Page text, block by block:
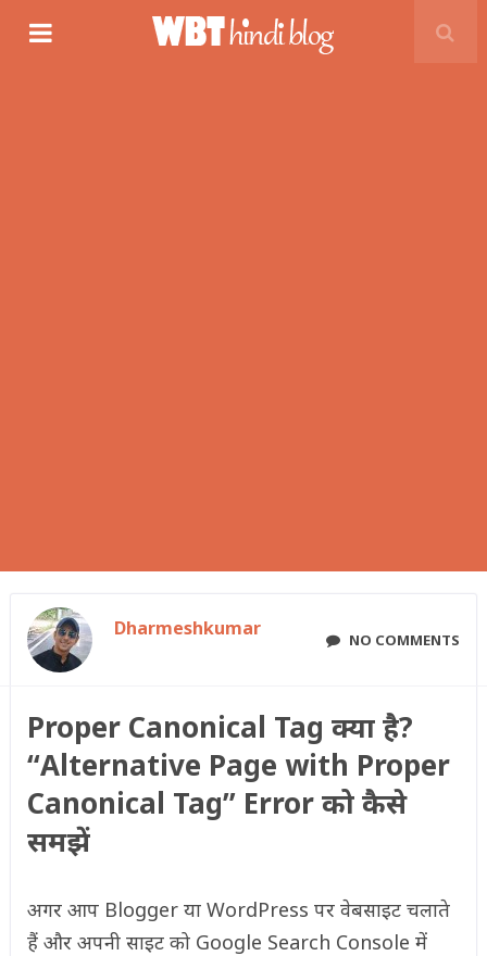
Dharmeshkumar NO COMMENTS
Proper Canonical Tag क्या है?
“Alternative Page with Proper
Canonical Tag” Error को कैसे
समझें
अगर आप Blogger या WordPress पर वेबसाइट चलाते
हैं और अपनी साइट को Google Search Console में